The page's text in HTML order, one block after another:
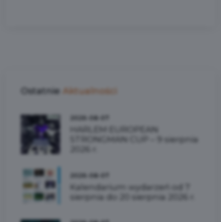
Ostatnie Aktualności
STRONGMAN CUP – 9 sierpnia
2026-08-07
Kalendarium wydarzeń od 7
sierpnia do 20 sierpnia 2026 r.